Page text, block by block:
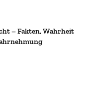
– Fakten, Wahrheit